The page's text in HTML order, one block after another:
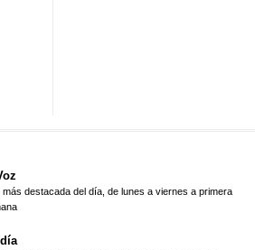
más destacada del día, de lunes a viernes a primera